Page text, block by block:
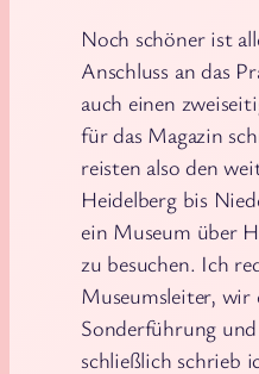
Noch schöner ist
Anschluss an das
auch einen
für das Magazin
reisten also den
Heidelberg bis
ein Museum über
zu besuchen. Ich
Museumsleiter, wir
Sonderführung
schließlich schrieb